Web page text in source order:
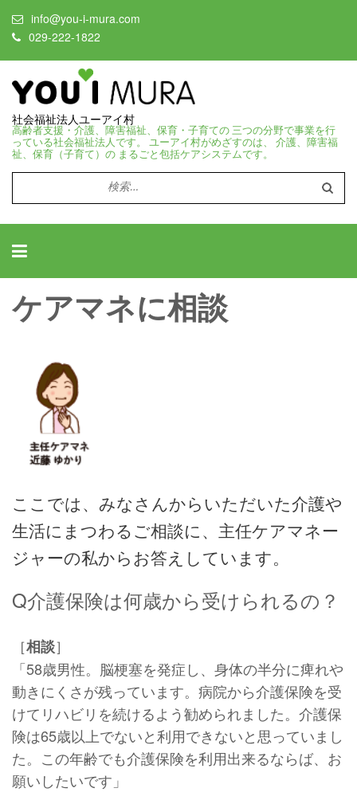
info@you-i-mura.com
029-222-1822
社会福祉法人ユーアイ村
高齢者支援・介護、障害福祉、保育・子育ての 三つの分野で事業を行
っている社会福祉法人です。 ユーアイ村がめざすのは、 介護、障害福
祉、保育（子育て）の まるごと包括ケアシステムです。
検
索:
ケアマネに相談
ここでは、みなさんからいただいた介護や
生活にまつわるご相談に、主任ケアマネー
ジャーの私からお答えしています。
Q介護保険は何歳から受けられるの？
［相談］
「58歳男性。脳梗塞を発症し、身体の半分に痺れや
動きにくさが残っています。病院から介護保険を受
けてリハビリを続けるよう勧められました。介護保
険は65歳以上でないと利用できないと思っていまし
た。この年齢でも介護保険を利用出来るならば、お
願いしたいです」